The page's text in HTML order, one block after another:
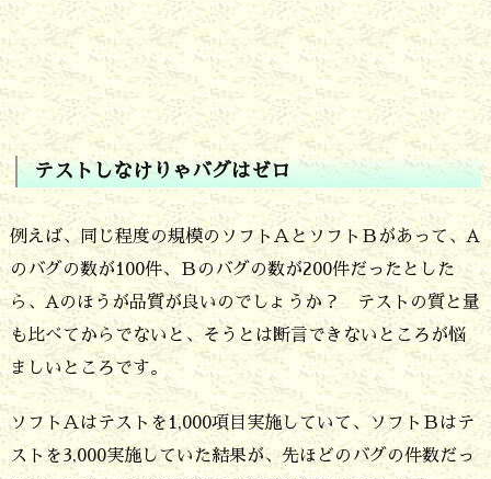
ト
で
は
全
て
の
バ
グ
を
見
付
け
テストしなけりゃバグはゼロ
例えば、同じ程度の規模のソフトＡとソフトＢがあって、A
のバグの数が100件、Ｂのバグの数が200件だったとした
ら、Aのほうが品質が良いのでしょうか？ テストの質と量
も比べてからでないと、そうとは断言できないところが悩
ましいところです。
ソフトＡはテストを1,000項目実施していて、ソフトＢはテ
ストを3,000実施していた結果が、先ほどのバグの件数だっ